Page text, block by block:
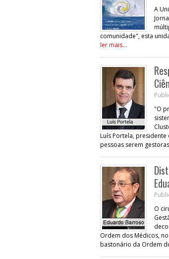
A
comunidade", esta
ler mais...
"O
Luís Portela,
pessoas serem
O
Ordem dos Médicos,
bastonário da Ordem